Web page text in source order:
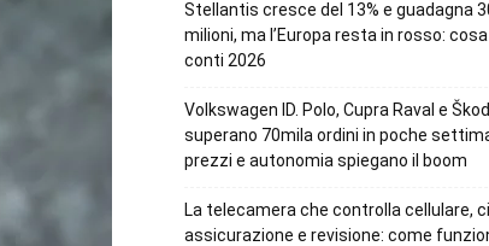
Stellantis cresce del 13% e guadagna
milioni, ma l’Europa resta in rosso:
conti 2026
Volkswagen ID. Polo, Cupra Raval e
superano 70mila ordini in poche
prezzi e autonomia spiegano il boom
La telecamera che controlla cellulare,
assicurazione e revisione: come